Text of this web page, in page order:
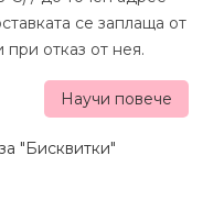
се заплаща от
при отказ от нея.
Научи повече
"Бисквитки"